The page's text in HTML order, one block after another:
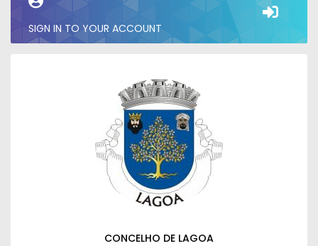
SIGN IN TO YOUR ACCOUNT
CONCELHO DE LAGOA